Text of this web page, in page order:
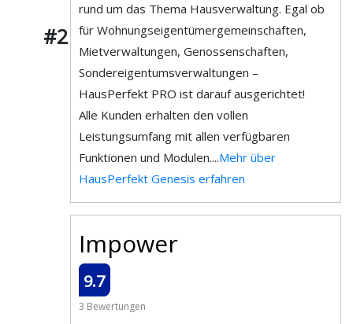
#2
rund um das Thema Hausverwaltung. Egal ob
für Wohnungseigentümergemeinschaften,
Mietverwaltungen, Genossenschaften,
Sondereigentumsverwaltungen –
HausPerfekt PRO ist darauf ausgerichtet!
Alle Kunden erhalten den vollen
Leistungsumfang mit allen verfügbaren
Funktionen und Modulen....Mehr über
HausPerfekt Genesis erfahren
Impower
9.7
3 Bewertungen